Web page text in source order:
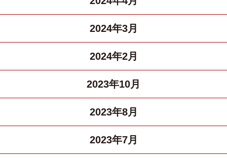
2024年3月
2024年2月
2023年10月
2023年8月
2023年7月